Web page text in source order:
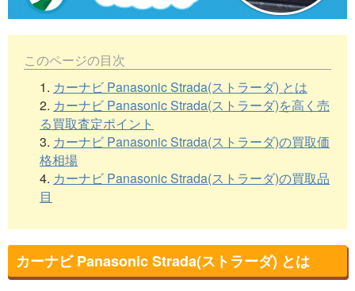
このページの目次
1. カーナビ Panasonic Strada(ストラーダ) とは
2. カーナビ Panasonic Strada(ストラーダ)を高く売
る買取査定ポイント
3. カーナビ Panasonic Strada(ストラーダ)の買取価
格相場
4. カーナビ Panasonic Strada(ストラーダ)の買取品
目
カーナビ Panasonic Strada(ストラーダ) とは